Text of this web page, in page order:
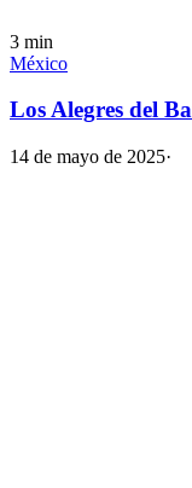
3 min
México
Los Alegres del
14 de mayo de 2025·